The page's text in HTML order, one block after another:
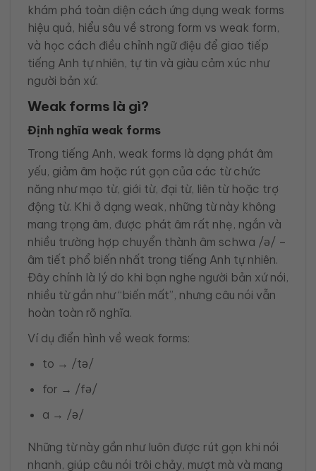
khám phá toàn diện cách ứng dụng weak forms
hiệu quả, hiểu sâu về strong form vs weak form,
và học cách điều chỉnh ngữ điệu để giao tiếp
tiếng Anh tự nhiên, tự tin và giàu cảm xúc như
người bản xứ.
Weak forms là gì?
Định nghĩa weak forms
Trong tiếng Anh, weak forms là dạng phát âm
yếu, giảm âm hoặc rút gọn của các từ chức
năng như mạo từ, giới từ, đại từ, liên từ hoặc trợ
động từ. Khi ở dạng weak, những từ này không
mang trọng âm, được phát âm rất nhẹ, ngắn và
nhiều trường hợp chuyển thành âm schwa /ə/ –
âm tiết phổ biến nhất trong tiếng Anh tự nhiên.
Đây chính là lý do khi bạn nghe người bản xứ nói,
nhiều từ gần như “biến mất”, nhưng câu nói vẫn
hoàn toàn rõ nghĩa.
Ví dụ điển hình về weak forms:
to → /tə/
for → /fə/
a → /ə/
Những từ này gần như luôn được rút gọn khi nói
nhanh, giúp câu nói trôi chảy, mượt mà và mang